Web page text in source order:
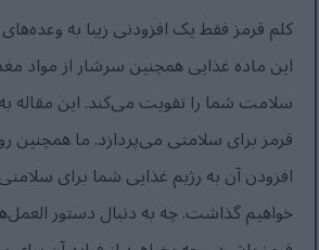
کلم قرمز فقط یک افزودنی زیبا به
این ماده غذایی همچنین سرشار از مواد
سلامت شما را تقویت می‌کند. این مقاله
قرمز برای سلامتی می‌پردازد. ما همچنین
افزودن آن به رژیم غذایی شما برای
خواهیم گذاشت. چه به دنبال دستور